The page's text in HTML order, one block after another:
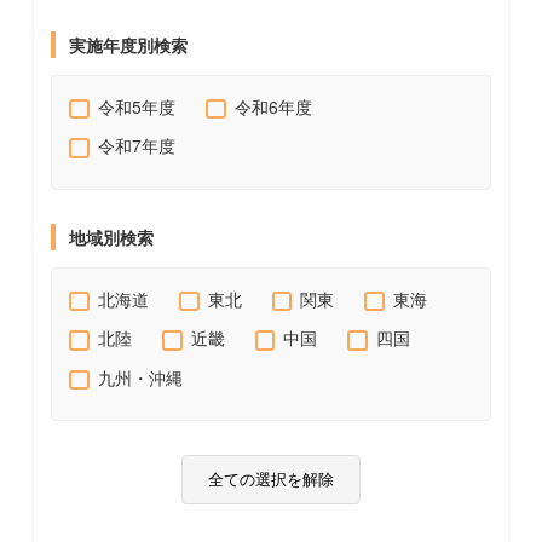
実施年度別検索
令和5年度
令和6年度
令和7年度
地域別検索
北海道 東北 関東
東海
北陸
近畿 中国
四国
九州・沖縄
全ての選択を解除